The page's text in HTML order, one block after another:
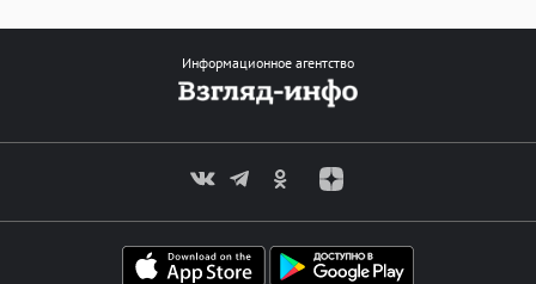
Информационное агентство